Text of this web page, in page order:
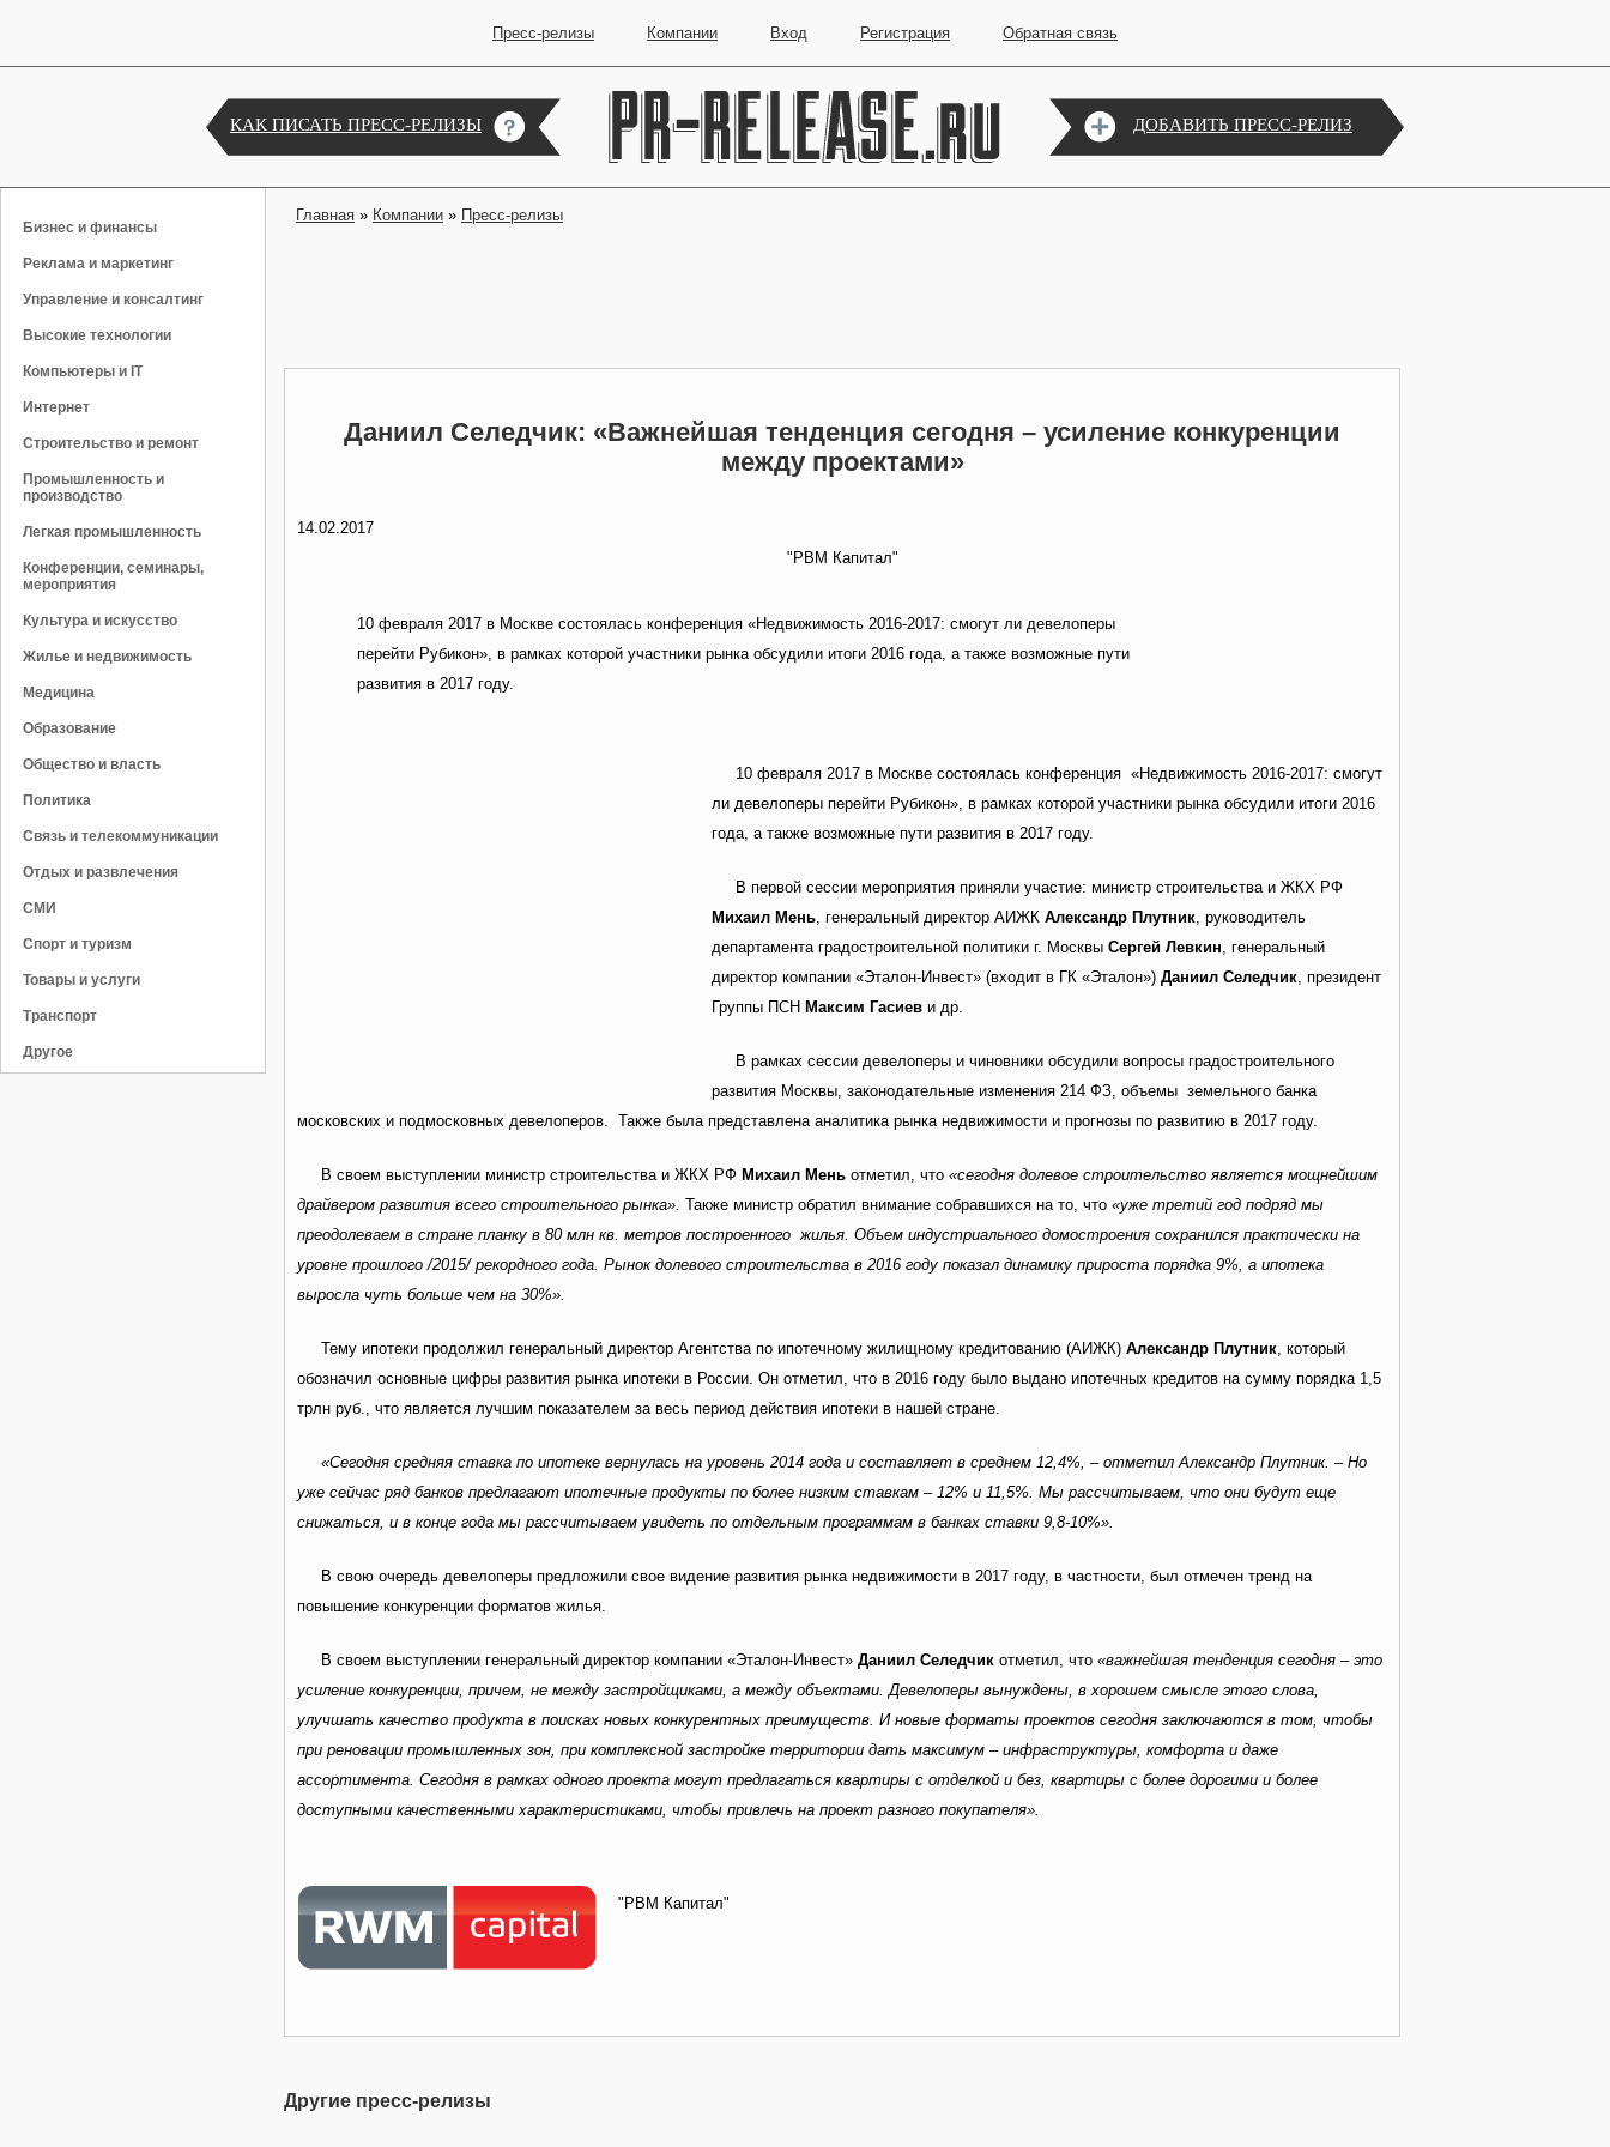
Пресс-релизы Компании Вход Регистрация Обратная связь
КАК ПИСАТЬ ПРЕСС-РЕЛИЗЫ ДОБАВИТЬ ПРЕСС-РЕЛИЗ
Бизнес и финансы
Реклама и маркетинг
Управление и консалтинг
Высокие технологии
Компьютеры и IT
Интернет
Строительство и ремонт
Промышленность и
производство
Легкая промышленность
Конференции, семинары,
мероприятия
Культура и искусство
Жилье и недвижимость
Медицина
Образование
Общество и власть
Политика
Связь и телекоммуникации
Отдых и развлечения
СМИ
Спорт и туризм
Товары и услуги
Транспорт
Другое
Главная » Компании » Пресс-релизы
Даниил Селедчик: «Важнейшая тенденция сегодня – усиление конкуренции
между проектами»
14.02.2017
"РВМ Капитал"
10 февраля 2017 в Москве состоялась конференция «Недвижимость 2016-2017: смогут ли девелоперы
перейти Рубикон», в рамках которой участники рынка обсудили итоги 2016 года, а также возможные пути
развития в 2017 году.
10 февраля 2017 в Москве состоялась конференция «Недвижимость 2016-2017: смогут
ли девелоперы перейти Рубикон», в рамках которой участники рынка обсудили итоги 2016
года, а также возможные пути развития в 2017 году.
В первой сессии мероприятия приняли участие: министр строительства и ЖКХ РФ
Михаил Мень, генеральный директор АИЖК Александр Плутник, руководитель
департамента градостроительной политики г. Москвы Сергей Левкин, генеральный
директор компании «Эталон-Инвест» (входит в ГК «Эталон») Даниил Селедчик, президент
Группы ПСН Максим Гасиев и др.
В рамках сессии девелоперы и чиновники обсудили вопросы градостроительного
развития Москвы, законодательные изменения 214 ФЗ, объемы земельного банка
московских и подмосковных девелоперов. Также была представлена аналитика рынка недвижимости и прогнозы по развитию в 2017 году.
В своем выступлении министр строительства и ЖКХ РФ Михаил Мень отметил, что «сегодня долевое строительство является мощнейшим
драйвером развития всего строительного рынка». Также министр обратил внимание собравшихся на то, что «уже третий год подряд мы
преодолеваем в стране планку в 80 млн кв. метров построенного жилья. Объем индустриального домостроения сохранился практически на
уровне прошлого /2015/ рекордного года. Рынок долевого строительства в 2016 году показал динамику прироста порядка 9%, а ипотека
выросла чуть больше чем на 30%».
Тему ипотеки продолжил генеральный директор Агентства по ипотечному жилищному кредитованию (АИЖК) Александр Плутник, который
обозначил основные цифры развития рынка ипотеки в России. Он отметил, что в 2016 году было выдано ипотечных кредитов на сумму порядка 1,5
трлн руб., что является лучшим показателем за весь период действия ипотеки в нашей стране.
«Сегодня средняя ставка по ипотеке вернулась на уровень 2014 года и составляет в среднем 12,4%, – отметил Александр Плутник. – Но
уже сейчас ряд банков предлагают ипотечные продукты по более низким ставкам – 12% и 11,5%. Мы рассчитываем, что они будут еще
снижаться, и в конце года мы рассчитываем увидеть по отдельным программам в банках ставки 9,8-10%».
В свою очередь девелоперы предложили свое видение развития рынка недвижимости в 2017 году, в частности, был отмечен тренд на
повышение конкуренции форматов жилья.
В своем выступлении генеральный директор компании «Эталон-Инвест» Даниил Селедчик отметил, что «важнейшая тенденция сегодня – это
усиление конкуренции, причем, не между застройщиками, а между объектами. Девелоперы вынуждены, в хорошем смысле этого слова,
улучшать качество продукта в поисках новых конкурентных преимуществ. И новые форматы проектов сегодня заключаются в том, чтобы
при реновации промышленных зон, при комплексной застройке территории дать максимум – инфраструктуры, комфорта и даже
ассортимента. Сегодня в рамках одного проекта могут предлагаться квартиры с отделкой и без, квартиры с более дорогими и более
доступными качественными характеристиками, чтобы привлечь на проект разного покупателя».
"РВМ Капитал"
Другие пресс-релизы